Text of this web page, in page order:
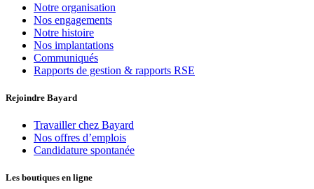
Notre organisation
Nos engagements
Notre histoire
Nos implantations
Communiqués
Rapports de gestion & rapports RSE
Rejoindre Bayard
Travailler chez Bayard
Nos offres d’emplois
Candidature spontanée
Les boutiques en ligne